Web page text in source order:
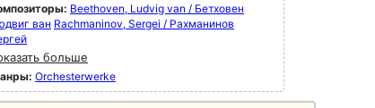
Beethoven, Ludvig van / Бетховен
ван Rachmaninov, Sergei / Рахманинов
больше
Orchesterwerke